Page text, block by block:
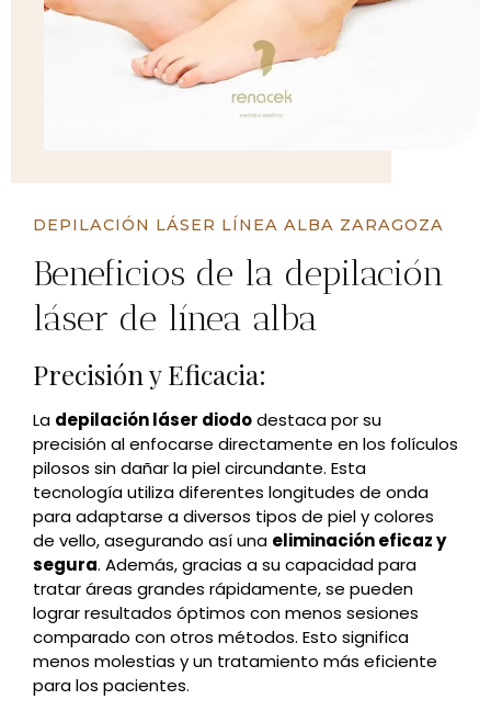
DEPILACIÓN LÁSER LÍNEA ALBA ZARAGOZA
Beneficios de la depilación
láser de línea alba
Precisión y Eficacia:
La depilación láser diododestaca por su
precisión al enfocarse directamente en los folículos
pilosos sin dañar la piel circundante. Esta
tecnología utiliza diferentes longitudes de onda
para adaptarse a diversos tipos de piel y colores
de vello, asegurando así una eliminación eficaz y
segura. Además, gracias a su capacidad para
tratar áreas grandes rápidamente, se pueden
lograr resultados óptimos con menos sesiones
comparado con otros métodos. Esto significa
menos molestias y un tratamiento más eficiente
para los pacientes.